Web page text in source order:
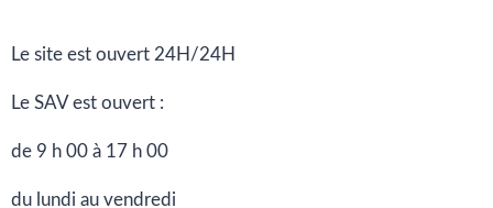
Le site est ouvert 24H/24H
Le SAV est ouvert :
de 9 h 00 à 17 h 00
du lundi au vendredi